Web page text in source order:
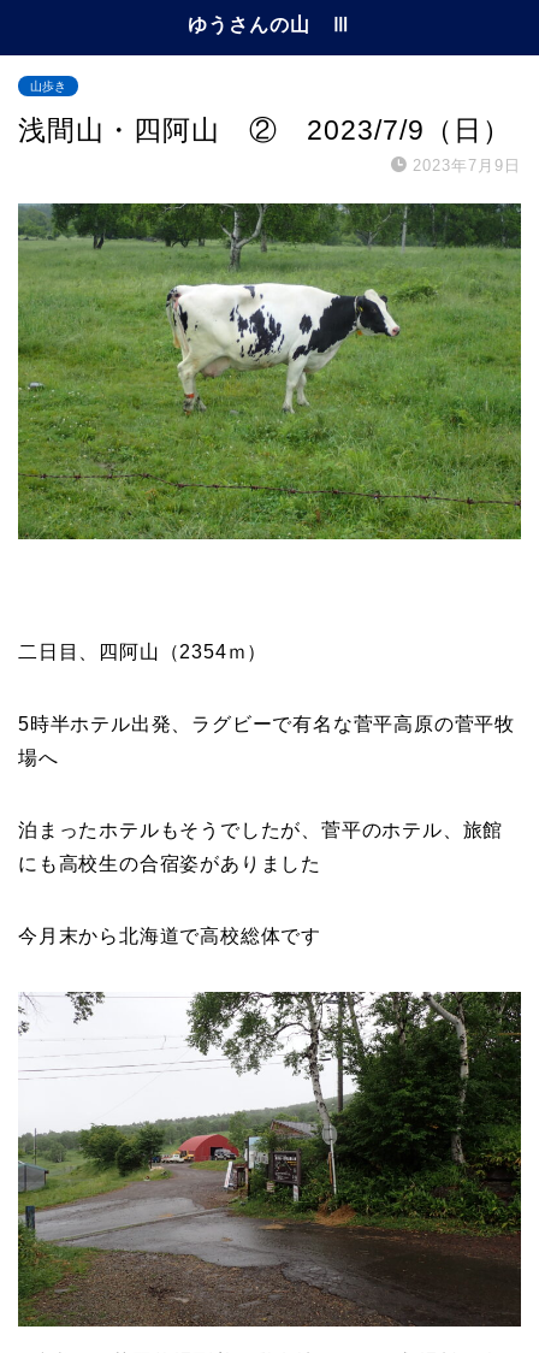
ゆうさんの山 Ⅲ
山歩き
浅間山・四阿山 ② 2023/7/9（日）
2023年7月9日
二日目、四阿山（2354ｍ）
5時半ホテル出発、ラグビーで有名な菅平高原の菅平牧
場へ
泊まったホテルもそうでしたが、菅平のホテル、旅館
にも高校生の合宿姿がありました
今月末から北海道で高校総体です